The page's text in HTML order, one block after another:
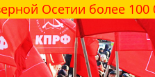
более 100 000